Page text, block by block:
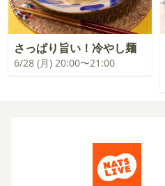
さっぱり旨い！冷やし麺
6/28 (月) 20:00〜21:00